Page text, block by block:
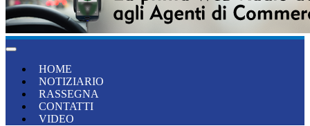
HOME
NOTIZIARIO
RASSEGNA
CONTATTI
VIDEO